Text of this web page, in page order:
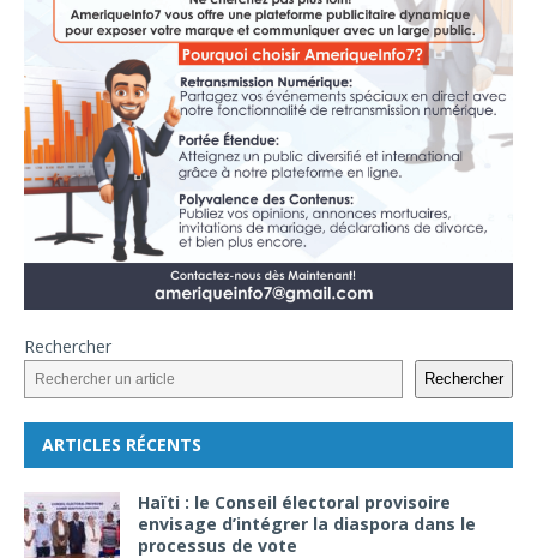
Rechercher
Rechercher
ARTICLES RÉCENTS
Haïti : le Conseil électoral provisoire
envisage d’intégrer la diaspora dans le
processus de vote